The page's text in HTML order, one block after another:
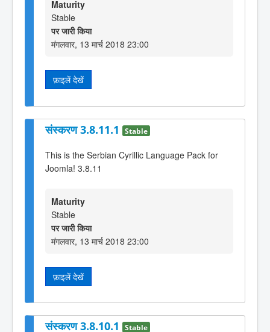
Maturity
Stable
पर जारी किया
मंगलवार, 13 मार्च 2018 23:00
फ़ाइलें देखें
संस्करण 3.8.11.1 Stable
This is the Serbian Cyrillic Language Pack for
Joomla! 3.8.11
Maturity
Stable
पर जारी किया
मंगलवार, 13 मार्च 2018 23:00
फ़ाइलें देखें
संस्करण 3.8.10.1 Stable